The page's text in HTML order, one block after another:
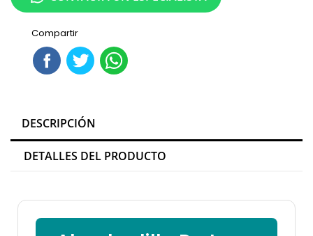
Compartir
DESCRIPCIÓN
DETALLES DEL PRODUCTO